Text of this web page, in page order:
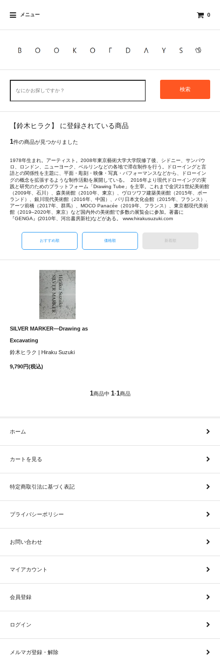
メニュー 0
検索
【鈴木ヒラク】 に登録されている商品
1件の商品が見つかりました
1978年生まれ。アーティスト。2008年東京藝術大学大学院修了後、シドニー、サンパウ
ロ、ロンドン、ニューヨーク、ベルリンなどの各地で滞在制作を行う。ドローイングと言
語との関係性を主題に、平面・彫刻・映像・写真・パフォーマンスなどから、ドローイン
グの概念を拡張するような制作活動を展開している。 2016年より現代ドローイングの実
践と研究のためのプラットフォーム「Drawing Tube」を主宰。これまで金沢21世紀美術館
（2009年、石川）、森美術館（2010年、東京）、ヴロツワフ建築美術館（2015年、ポー
ランド）、銀川現代美術館（2016年、中国）、パリ日本文化会館（2015年、フランス）、
アーツ前橋（2017年、群馬）、MOCO Panacée（2019年、フランス）、東京都現代美術
館（2019–2020年、東京）など国内外の美術館で多数の展覧会に参加。著書に
『GENGA』(2010年、河出書房新社)などがある。 www.hirakusuzuki.com
おすすめ順 価格順 新着順
SILVER MARKER—Drawing as
Excavating
鈴木ヒラク | Hiraku Suzuki
9,790円(税込)
1商品中 1-1商品
ホーム
カートを見る
特定商取引法に基づく表記
プライバシーポリシー
お問い合わせ
マイアカウント
会員登録
ログイン
メルマガ登録・解除